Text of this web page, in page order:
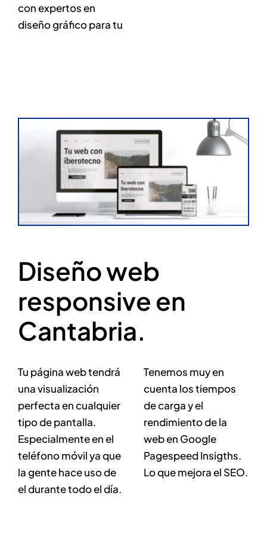
con expertos en
diseño gráfico para tu
Diseño web
responsive en
Cantabria.
Tu página web tendrá
una visualización
perfecta en cualquier
tipo de pantalla.
Especialmente en el
teléfono móvil ya que
la gente hace uso de
el durante todo el día.
Tenemos muy en
cuenta los tiempos
de carga y el
rendimiento de la
web en Google
Pagespeed Insigths.
Lo que mejora el SEO.